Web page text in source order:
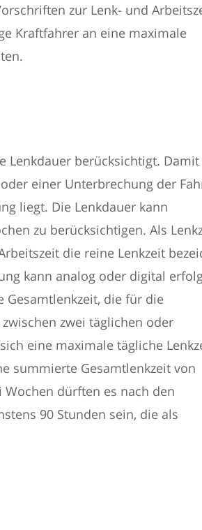
zur Lenk- und
Kraftfahrer an eine maximale
Lenkdauer berücksichtigt.
einer Unterbrechung der
liegt. Die Lenkdauer kann
zu berücksichtigen. Als
die reine Lenkzeit
kann analog oder digital
die für die
zwei täglichen oder
eine maximale tägliche
summierte Gesamtlenkzeit von
Wochen dürften es nach den
90 Stunden sein, die als